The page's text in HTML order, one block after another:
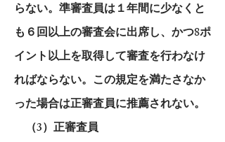
らない。準審査員は１年間に少なくと
も６回以上の審査会に出席し、かつ8ポ
イント以上を取得して審査を行わなけ
ればならない。この規定を満たさなか
った場合は正審査員に推薦されない。
（3）正審査員